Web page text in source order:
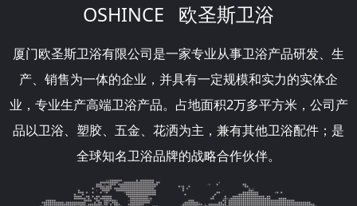
OSHINCE 欧圣斯卫浴
厦门欧圣斯卫浴有限公司是一家专业从事卫浴产品研发、生
产、销售为一体的企业，并具有一定规模和实力的实体企
业，专业生产高端卫浴产品。占地面积2万多平方米，公司产
品以卫浴、塑胶、五金、花洒为主，兼有其他卫浴配件；是
全球知名卫浴品牌的战略合作伙伴。